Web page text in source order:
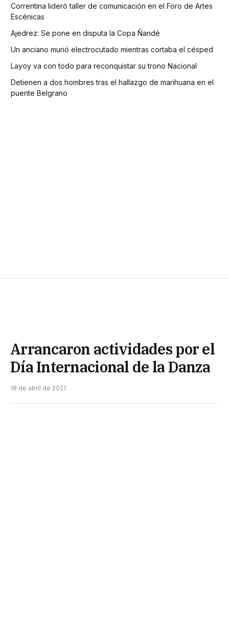
Correntina lideró taller de comunicación en el Foro de Artes
Escénicas
Ajedrez: Se pone en disputa la Copa Ñandé
Un anciano murió electrocutado mientras cortaba el césped
Layoy va con todo para reconquistar su trono Nacional
Detienen a dos hombres tras el hallazgo de marihuana en el
puente Belgrano
Arrancaron actividades por el
Día Internacional de la Danza
18 de abril de 2021